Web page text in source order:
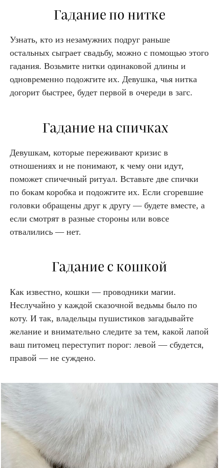
Гадание по нитке
Узнать, кто из незамужних подруг раньше
остальных сыграет свадьбу, можно с помощью этого
гадания. Возьмите нитки одинаковой длины и
одновременно подожгите их. Девушка, чья нитка
догорит быстрее, будет первой в очереди в загс.
Гадание на спичках
Девушкам, которые переживают кризис в
отношениях и не понимают, к чему они идут,
поможет спичечный ритуал. Вставьте две спички
по бокам коробка и подожгите их. Если сгоревшие
головки обращены друг к другу — будете вместе, а
если смотрят в разные стороны или вовсе
отвалились — нет.
Гадание с кошкой
Как известно, кошки — проводники магии.
Неслучайно у каждой сказочной ведьмы было по
коту. И так, владельцы пушистиков загадывайте
желание и внимательно следите за тем, какой лапой
ваш питомец переступит порог: левой — сбудется,
правой — не суждено.